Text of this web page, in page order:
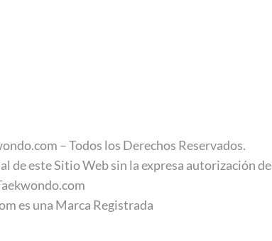
– Todos los Derechos Reservados.
de este Sitio Web sin la expresa autorización de
es una Marca Registrada